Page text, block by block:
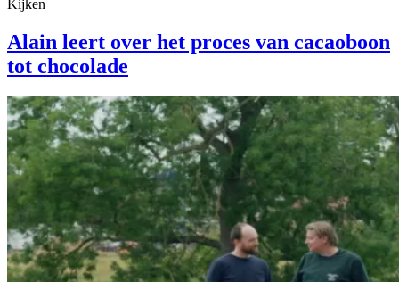
Kijken
Alain leert over het proces van cacaoboon
tot chocolade